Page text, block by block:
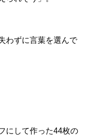
わずに言葉を選んで
にして作った44枚の